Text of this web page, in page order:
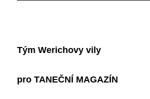
Tým Werichovy vily
pro TANEČNÍ MAGAZÍN